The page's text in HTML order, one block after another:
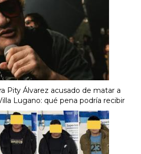
Pity Álvarez acusado de matar a
Lugano: qué pena podría recibir